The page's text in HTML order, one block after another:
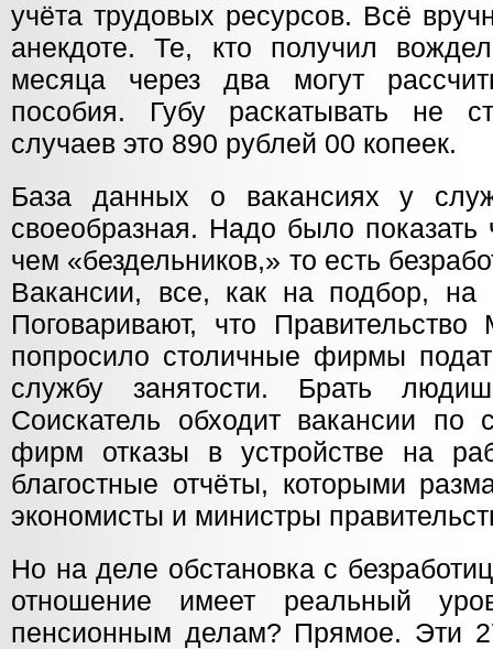
учёта трудовых ресурсов. Всё
анекдоте. Те, кто получил
месяца через два могут
пособия. Губу раскатывать не
случаев это 890 рублей 00 копеек.
База данных о вакансиях у
своеобразная. Надо было показать
чем «бездельников,» то есть
Вакансии, все, как на подбор,
Поговаривают, что Правительство
попросило столичные фирмы
службу занятости. Брать
Соискатель обходит вакансии по
фирм отказы в устройстве на
благостные отчёты, которыми
экономисты и министры
Но на деле обстановка с
отношение имеет реальный
пенсионным делам? Прямое. Эти